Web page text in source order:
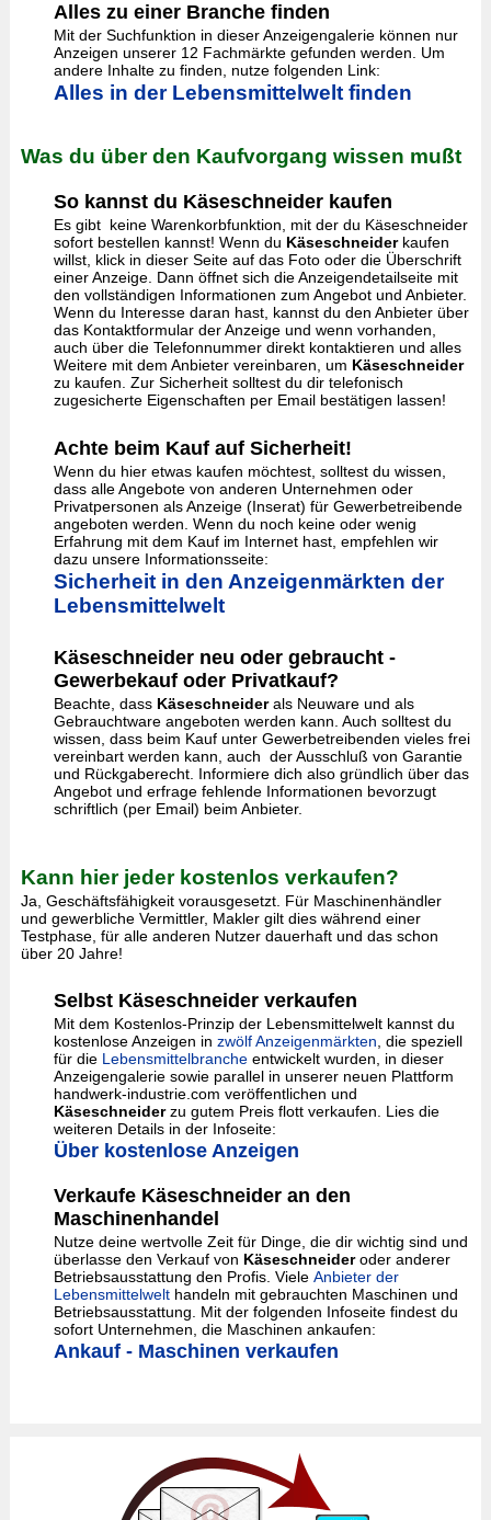
Alles zu einer Branche finden
Mit der Suchfunktion in dieser Anzeigengalerie können nur
Anzeigen unserer 12 Fachmärkte gefunden werden. Um
andere Inhalte zu finden, nutze folgenden Link:
Alles in der Lebensmittelwelt finden
Was du über den Kaufvorgang wissen mußt
So kannst du Käseschneider kaufen
Es gibt keine Warenkorbfunktion, mit der du Käseschneider
sofort bestellen kannst! Wenn du Käseschneiderkaufen
willst, klick in dieser Seite auf das Foto oder die Überschrift
einer Anzeige. Dann öffnet sich die Anzeigendetailseite mit
den vollständigen Informationen zum Angebot und Anbieter.
Wenn du Interesse daran hast, kannst du den Anbieter über
das Kontaktformular der Anzeige und wenn vorhanden,
auch über die Telefonnummer direkt kontaktieren und alles
Weitere mit dem Anbieter vereinbaren, um Käseschneider
zu kaufen. Zur Sicherheit solltest du dir telefonisch
zugesicherte Eigenschaften per Email bestätigen lassen!
Achte beim Kauf auf Sicherheit!
Wenn du hier etwas kaufen möchtest, solltest du wissen,
dass alle Angebote von anderen Unternehmen oder
Privatpersonen als Anzeige (Inserat) für Gewerbetreibende
angeboten werden. Wenn du noch keine oder wenig
Erfahrung mit dem Kauf im Internet hast, empfehlen wir
dazu unsere Informationsseite:
Sicherheit in den Anzeigenmärkten der
Lebensmittelwelt
Käseschneider neu oder gebraucht -
Gewerbekauf oder Privatkauf?
Beachte, dass Käseschneiderals Neuware und als
Gebrauchtware angeboten werden kann. Auch solltest du
wissen, dass beim Kauf unter Gewerbetreibenden vieles frei
vereinbart werden kann, auch der Ausschluß von Garantie
und Rückgaberecht. Informiere dich also gründlich über das
Angebot und erfrage fehlende Informationen bevorzugt
schriftlich (per Email) beim Anbieter.
Kann hier jeder kostenlos verkaufen?
Ja, Geschäftsfähigkeit vorausgesetzt. Für Maschinenhändler
und gewerbliche Vermittler, Makler gilt dies während einer
Testphase, für alle anderen Nutzer dauerhaft und das schon
über 20 Jahre!
Selbst Käseschneider verkaufen
Mit dem Kostenlos-Prinzip der Lebensmittelwelt kannst du
kostenlose Anzeigen in zwölf Anzeigenmärkten , die speziell
für die Lebensmittelbrancheentwickelt wurden, in dieser
Anzeigengalerie sowie parallel in unserer neuen Plattform
handwerk-industrie.com veröffentlichen und
Käseschneiderzu gutem Preis flott verkaufen. Lies die
weiteren Details in der Infoseite:
Über kostenlose Anzeigen
Verkaufe Käseschneider an den
Maschinenhandel
Nutze deine wertvolle Zeit für Dinge, die dir wichtig sind und
überlasse den Verkauf von Käseschneideroder anderer
Betriebsausstattung den Profis. Viele Anbieter der
Lebensmittelwelthandeln mit gebrauchten Maschinen und
Betriebsausstattung. Mit der folgenden Infoseite findest du
sofort Unternehmen, die Maschinen ankaufen:
Ankauf - Maschinen verkaufen